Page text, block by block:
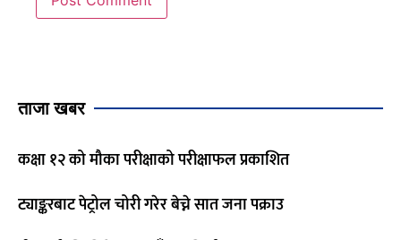
ताजा खबर
कक्षा १२ को मौका परीक्षाको परीक्षाफल प्रकाशित
ट्याङ्करबाट पेट्रोल चोरी गरेर बेच्ने सात जना पक्राउ